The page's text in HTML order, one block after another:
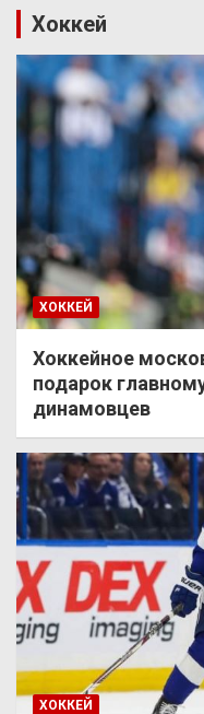
Хоккей
ХОККЕЙ
Хоккейное
подарок
динамовцев
ХОККЕЙ